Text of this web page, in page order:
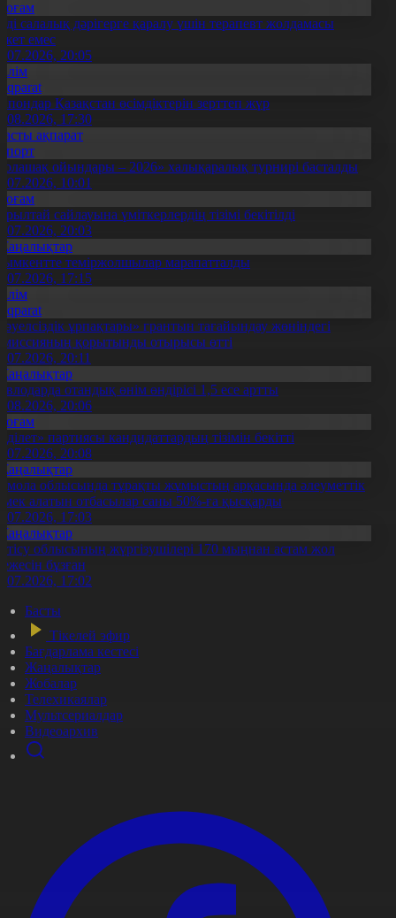
салалық дәрігерге қаралу үшін терапевт жолдамасы
емес
20:05
Қазақстан өсімдіктерін зерттеп жүр
17:30
ақпарат
ойындары – 2026» халықаралық турнирі басталды
10:01
сайлауына үміткерлердің тізімі бекітілді
20:03
теміржолшылар марапатталды
17:15
ұрпақтары» грантын тағайындау жөніндегі
қорытынды отырысы өтті
20:11
отандық өнім өндірісі 1,5 есе артты
20:06
партиясы кандидаттардың тізімін бекітті
20:08
облысында тұрақты жұмыстың арқасында әлеуметтік
алатын отбасылар саны 50%-ға қысқарды
17:03
облысының жүргізушілері 170 мыңнан астам жол
бұзған
17:02
Басты
Тікелей эфир
Бағдарлама кестесі
Жаңалықтар
Жобалар
Телехикаялар
Мультсериалдар
Видеоархив